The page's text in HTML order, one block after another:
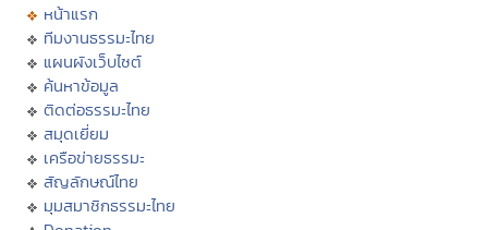
หน้าแรก
ทีมงานธรรมะไทย
แผนผังเว็บไซต์
ค้นหาข้อมูล
ติดต่อธรรมะไทย
สมุดเยี่ยม
เครือข่ายธรรมะ
สัญลักษณ์ไทย
มุมสมาชิกธรรมะไทย